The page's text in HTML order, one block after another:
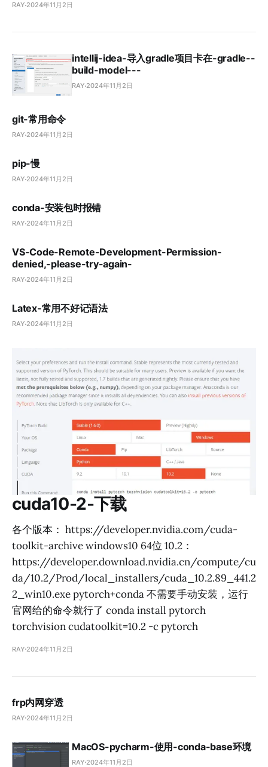
RAY 2024年11月2日
intellij-idea-导入gradle项目卡在-gradle--
build-model---
RAY 2024年11月2日
git-常用命令
RAY 2024年11月2日
pip-慢
RAY 2024年11月2日
conda-安装包时报错
RAY 2024年11月2日
VS-Code-Remote-Development-Permission-
denied,-please-try-again-
RAY 2024年11月2日
Latex-常用不好记语法
RAY 2024年11月2日
cuda10-2-下载
各个版本： https://developer.nvidia.com/cuda-
toolkit-archive windows10 64位 10.2：
https://developer.download.nvidia.cn/compute/cu
da/10.2/Prod/local_installers/cuda_10.2.89_441.2
2_win10.exe pytorch+conda 不需要手动安装，运行
官网给的命令就行了 conda install pytorch
torchvision cudatoolkit=10.2 -c pytorch
RAY 2024年11月2日
frp内网穿透
RAY 2024年11月2日
MacOS-pycharm-使用-conda-base环境
RAY 2024年11月2日